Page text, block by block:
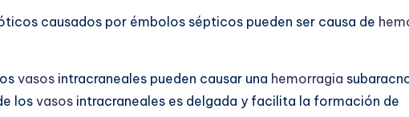
causados por émbolos sépticos pueden ser causa de
vasos intracraneales pueden causar una hemorragia
los vasos intracraneales es delgada y facilita la formación de